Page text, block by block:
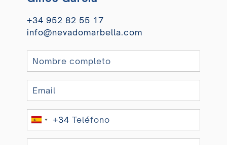
+34 952 82 55 17
info@nevadomarbella.com
Spain+34